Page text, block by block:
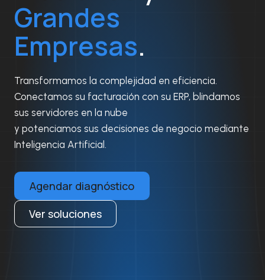
Grandes
Empresas.
Transformamos la complejidad en eficiencia.
Conectamos su facturación con su ERP, blindamos
sus servidores en la nube
y potenciamos sus decisiones de negocio mediante
Inteligencia Artificial.
Agendar diagnóstico
Ver soluciones